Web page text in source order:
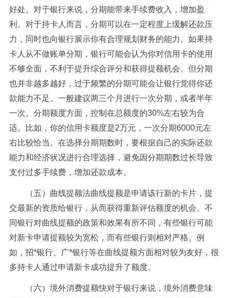
好处。对于银行来说，分期能带来手续费收入，增加盈
利。对于持卡人而言，分期可以在一定程度上缓解还款压
力，同时也向银行展示你有合理规划财务的能力。如果持
卡人从不做账单分期，银行可能会认为你对信用卡的使用
不够全面，不利于提升综合评分和获得提额机会。但分期
也并非越多越好，过于频繁的分期可能会让银行觉得你还
款能力不足。一般建议两三个月进行一次分期，或者半年
一次。分期额度方面，控制在总额度的30%左右较为合
适。比如，你的信用卡额度是2万元，一次分期6000元左
右比较恰当。在选择分期期数时，要根据自己的实际还款
能力和经济状况进行合理选择，避免因分期期数过长导致
支付过多手续费，增加还款成本。
（五）曲线提额法曲线提额是申请该行新的卡片，提
交最新的资质给银行，从而获得重新评估额度的机会。不
同银行对曲线提额的政策和效果有所不同，有些银行可能
对新卡申请提额较为宽松，而有些银行则相对严格。例
如，招*银行、广*银行等在曲线提额方面相对较为友好，很
多持卡人通过申请新卡成功提升了额度。
（六）境外消费提额快对于银行来说，境外消费意味